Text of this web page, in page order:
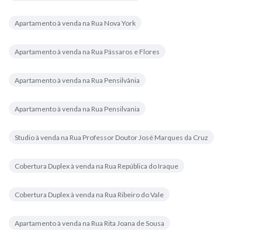
Apartamento à venda na Rua Nova York
Apartamento à venda na Rua Pássaros e Flores
Apartamento à venda na Rua Pensilvânia
Apartamento à venda na Rua Pensilvania
Studio à venda na Rua Professor Doutor José Marques da Cruz
Cobertura Duplex à venda na Rua República do Iraque
Cobertura Duplex à venda na Rua Ribeiro do Vale
Apartamento à venda na Rua Rita Joana de Sousa